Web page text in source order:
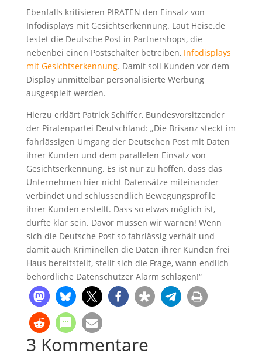
Ebenfalls kritisieren PIRATEN den Einsatz von
Infodisplays mit Gesichtserkennung. Laut Heise.de
testet die Deutsche Post in Partnershops, die
nebenbei einen Postschalter betreiben, Infodisplays
mit Gesichtserkennung. Damit soll Kunden vor dem
Display unmittelbar personalisierte Werbung
ausgespielt werden.
Hierzu erklärt Patrick Schiffer, Bundesvorsitzender
der Piratenpartei Deutschland: „Die Brisanz steckt im
fahrlässigen Umgang der Deutschen Post mit Daten
ihrer Kunden und dem parallelen Einsatz von
Gesichtserkennung. Es ist nur zu hoffen, dass das
Unternehmen hier nicht Datensätze miteinander
verbindet und schlussendlich Bewegungsprofile
ihrer Kunden erstellt. Dass so etwas möglich ist,
dürfte klar sein. Davor müssen wir warnen! Wenn
sich die Deutsche Post so fahrlässig verhält und
damit auch Kriminellen die Daten ihrer Kunden frei
Haus bereitstellt, stellt sich die Frage, wann endlich
behördliche Datenschützer Alarm schlagen!“
3 Kommentare